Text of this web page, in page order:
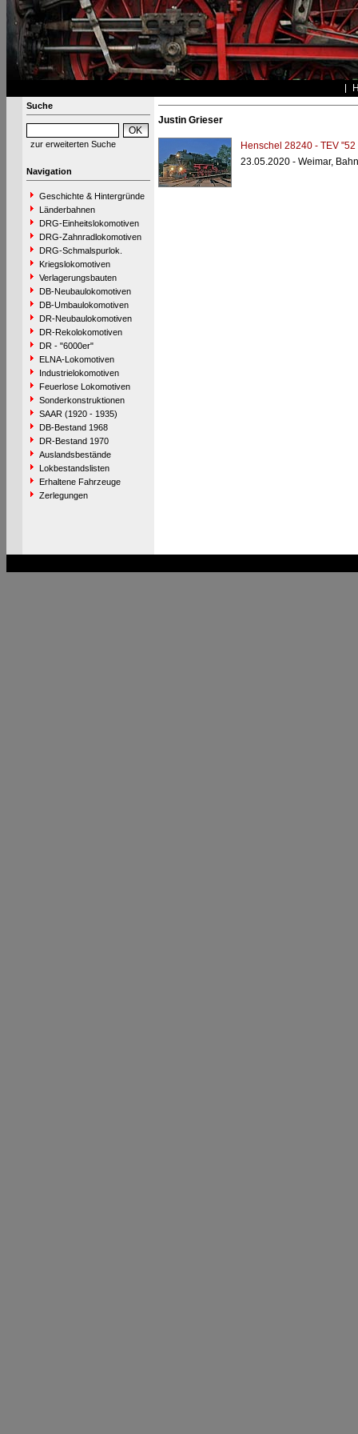
Suche
zur erweiterten Suche
Navigation
Geschichte & Hintergründe
Länderbahnen
DRG-Einheitslokomotiven
DRG-Zahnradlokomotiven
DRG-Schmalspurlok.
Kriegslokomotiven
Verlagerungsbauten
DB-Neubaulokomotiven
DB-Umbaulokomotiven
DR-Neubaulokomotiven
DR-Rekolokomotiven
DR - "6000er"
ELNA-Lokomotiven
Industrielokomotiven
Feuerlose Lokomotiven
Sonderkonstruktionen
SAAR (1920 - 1935)
DB-Bestand 1968
DR-Bestand 1970
Auslandsbestände
Lokbestandslisten
Erhaltene Fahrzeuge
Zerlegungen
Justin Grieser
Henschel 28240 - TEV
23.05.2020 - Weimar,